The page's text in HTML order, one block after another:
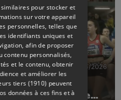
09/03/2026
Stassart
de
pour stocker et
sur votre appareil
personnelles, telles que
identifiants uniques et
afin de proposer
contenu personnalisés,
et le contenu, obtenir
et améliorer les
tiers (1910) peuvent
données à ces fins et à